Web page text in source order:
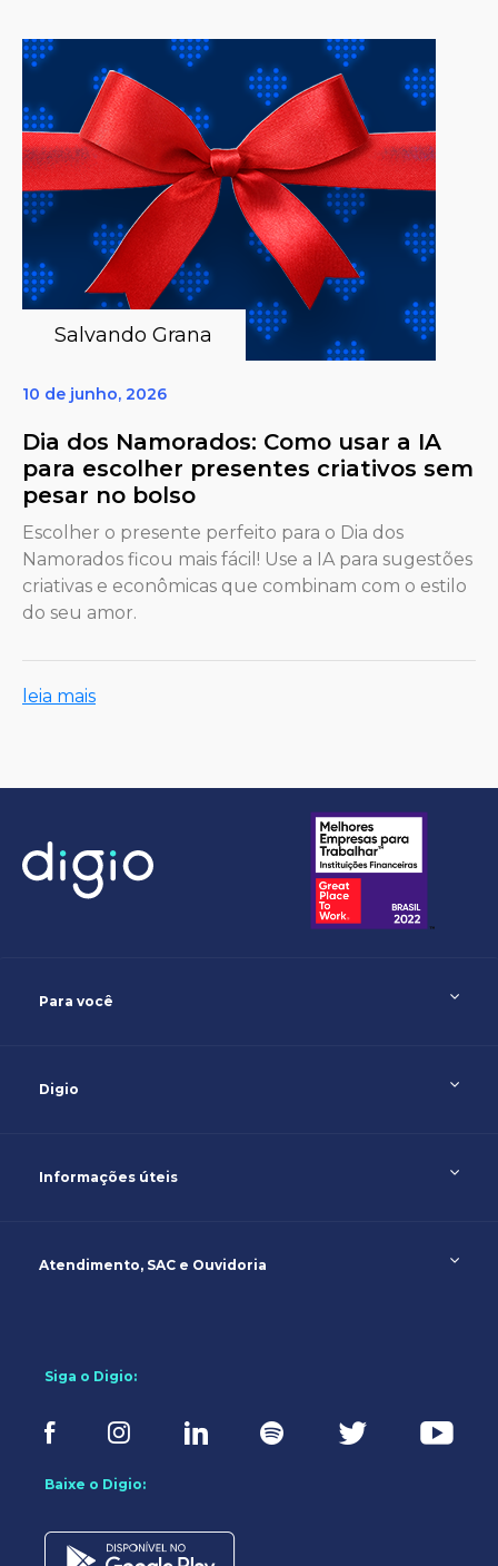
Salvando Grana
10 de junho, 2026
Dia dos Namorados: Como usar a IA
para escolher presentes criativos sem
pesar no bolso
Escolher o presente perfeito para o Dia dos
Namorados ficou mais fácil! Use a IA para sugestões
criativas e econômicas que combinam com o estilo
do seu amor.
leia mais
Para você
Digio
Informações úteis
Atendimento, SAC e Ouvidoria
Siga o Digio:
Baixe o Digio: